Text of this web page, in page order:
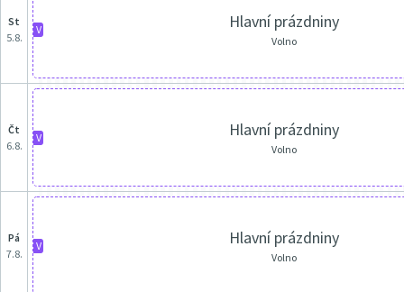
st
5.8.
V Hlavní prázdniny
Volno
čt
6.8.
V Hlavní prázdniny
Volno
pá
7.8.
V Hlavní prázdniny
Volno